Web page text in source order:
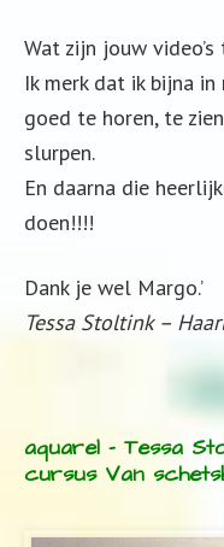
Wat zijn jouw
Ik merk dat ik bijna
goed te horen, te
slurpen.
En daarna die
doen!!!!
Dank je wel Margo.’
Tessa Stoltink –
aquarel – Tessa
cursus Van